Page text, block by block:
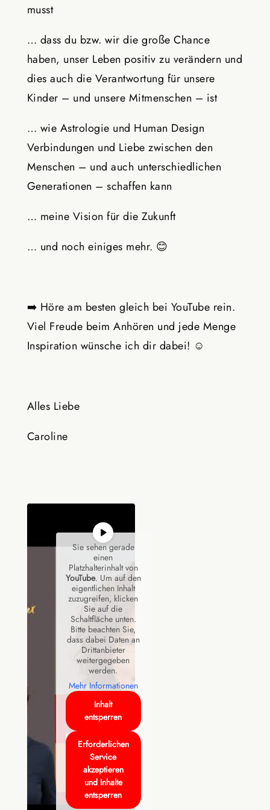
musst
… dass du bzw. wir die große Chance
haben, unser Leben positiv zu verändern und
dies auch die Verantwortung für unsere
Kinder – und unsere Mitmenschen – ist
… wie Astrologie und Human Design
Verbindungen und Liebe zwischen den
Menschen – und auch unterschiedlichen
Generationen – schaffen kann
… meine Vision für die Zukunft
… und noch einiges mehr. 😊
➡️ Höre am besten gleich bei YouTube rein.
Viel Freude beim Anhören und jede Menge
Inspiration wünsche ich dir dabei! ☺️
Alles Liebe
Caroline
Sie sehen gerade
einen
Platzhalterinhalt von
YouTube. Um auf den
eigentlichen Inhalt
zuzugreifen, klicken
Sie auf die
Schaltfläche unten.
Bitte beachten Sie,
dass dabei Daten an
Drittanbieter
weitergegeben
werden.
Mehr Informationen
Inhalt
entsperren
Erforderlichen
Service
akzeptieren
und Inhalte
entsperren